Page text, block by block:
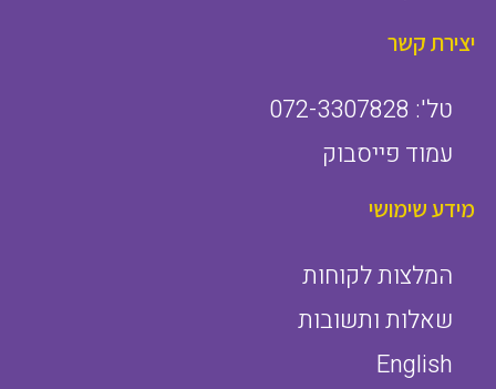
יצירת קשר
טל': 072-3307828
עמוד פייסבוק
מידע שימושי
המלצות לקוחות
שאלות ותשובות
English